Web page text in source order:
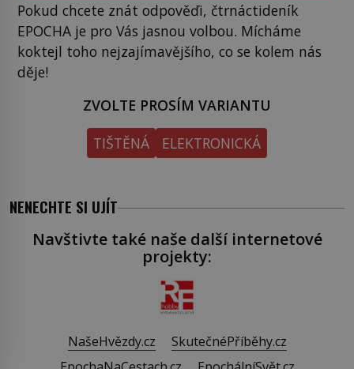
Pokud chcete znát odpověďi, čtrnáctideník
EPOCHA je pro Vás jasnou volbou. Mícháme
koktejl toho nejzajímavějšího, co se kolem nás
děje!
ZVOLTE PROSÍM VARIANTU
TIŠTĚNÁ
ELEKTRONICKÁ
NENECHTE SI UJÍT
Navštivte také naše další internetové
projekty:
NašeHvězdy.cz
SkutečnéPříběhy.cz